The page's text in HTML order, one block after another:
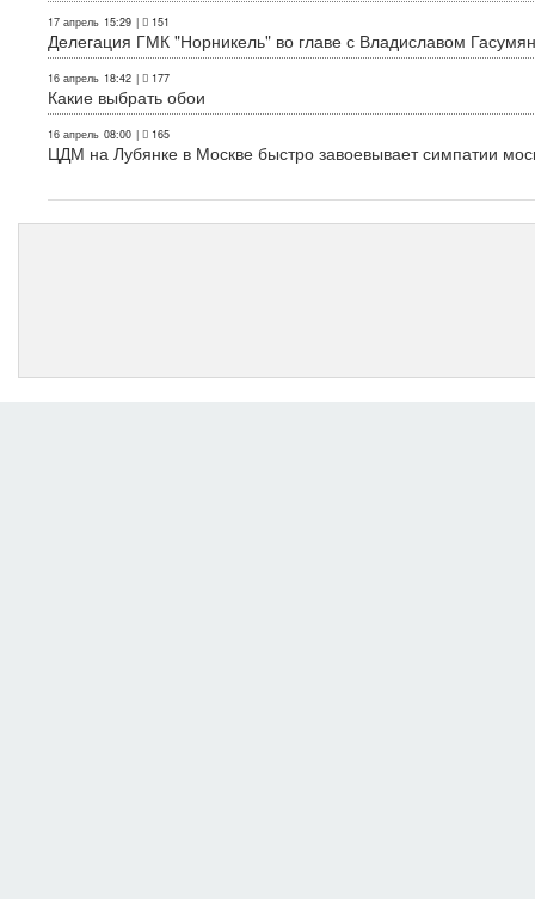
17 апрель 15:29 | 151
Делегация ГМК "Норникель" во главе с Владиславом
16 апрель 18:42 | 177
Какие выбрать обои
16 апрель 08:00 | 165
ЦДМ на Лубянке в Москве быстро завоевывает симпатии